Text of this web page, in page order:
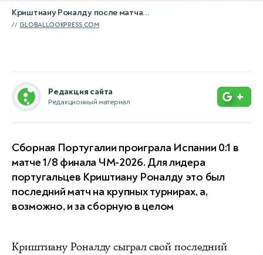
Криштиану Роналду после матча...
GLOBALLOOKPRESS.COM
Редакция сайта
Редакционный материал +
Сборная Португалии проиграла Испании 0:1 в
матче 1/8 финала ЧМ-2026. Для лидера
португальцев Криштиану Роналду это был
последний матч на крупных турнирах, а,
возможно, и за сборную в целом
Криштиану Роналду сыграл свой последний